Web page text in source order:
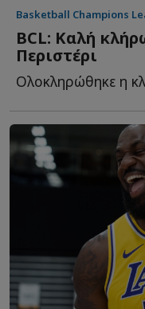
Basketball Champions
BCL: Καλή
Περιστέρι